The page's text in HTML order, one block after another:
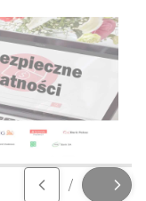
by było
stronę.
stronę.
Slajd
/
z